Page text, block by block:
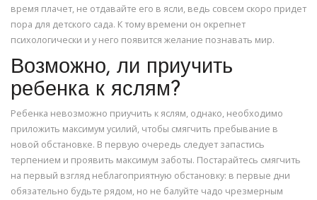
время плачет, не отдавайте его в ясли, ведь совсем скоро придет
пора для детского сада. К тому времени он окрепнет
психологически и у него появится желание познавать мир.
Возможно, ли приучить
ребенка к яслям?
Ребенка невозможно приучить к яслям, однако, необходимо
приложить максимум усилий, чтобы смягчить пребывание в
новой обстановке. В первую очередь следует запастись
терпением и проявить максимум заботы. Постарайтесь смягчить
на первый взгляд неблагоприятную обстановку: в первые дни
обязательно будьте рядом, но не балуйте чадо чрезмерным